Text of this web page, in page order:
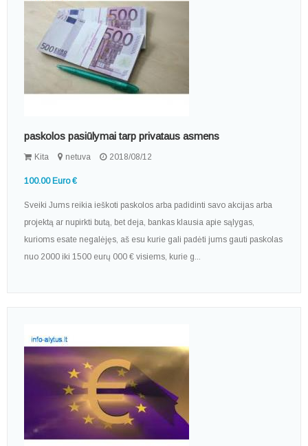
paskolos pasiūlymai tarp privataus asmens
Kita netuva 2018/08/12
100.00 Euro €
Sveiki Jums reikia ieškoti paskolos arba padidinti savo akcijas arba
projektą ar nupirkti butą, bet deja, bankas klausia apie sąlygas,
kurioms esate negalėjęs, aš esu kurie gali padėti jums gauti paskolas
nuo 2000 iki 1500 eurų 000 € visiems, kurie g...